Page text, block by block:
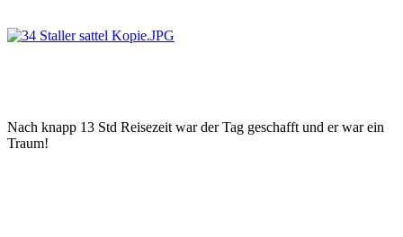
Nach knapp 13 Std Reisezeit war der Tag geschafft und er war ein
Traum!